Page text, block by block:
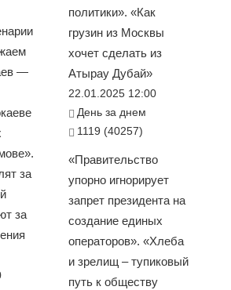
—
за
за
политики». «Как
грузин из Москвы
хочет сделать из
Атырау Дубай»
22.01.2025 12:00
День за днем
1119 (40257)
«Правительство
упорно игнорирует
запрет президента на
создание единых
операторов». «Хлеба
и зрелищ – тупиковый
путь к обществу